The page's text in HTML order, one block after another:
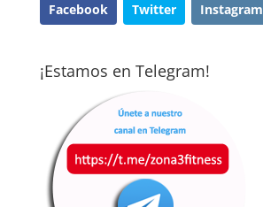
Facebook Twitter Instagram
¡Estamos en Telegram!